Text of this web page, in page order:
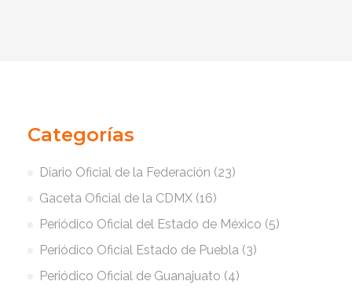
Categorías
Diario Oficial de la Federación (23)
Gaceta Oficial de la CDMX (16)
Periódico Oficial del Estado de México (5)
Periódico Oficial Estado de Puebla (3)
Periódico Oficial de Guanajuato (4)